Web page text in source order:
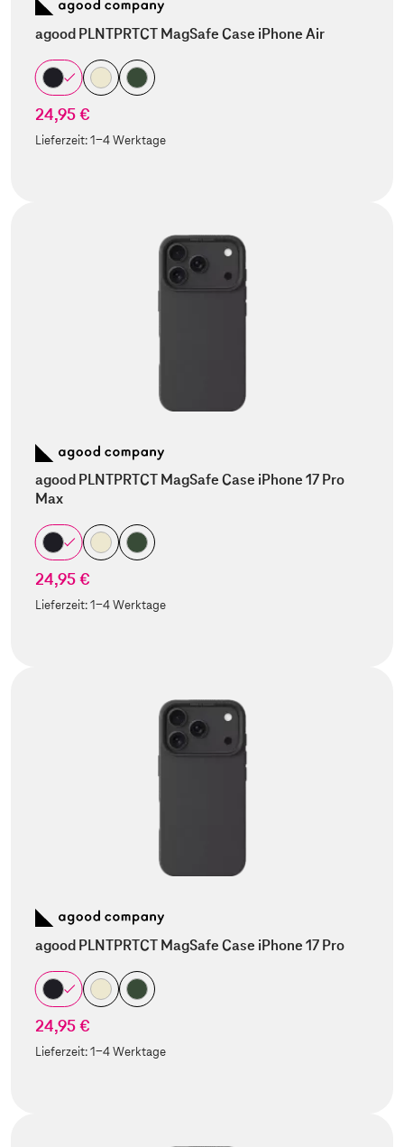
agood PLNTPRTCT MagSafe Case iPhone Air
24,95 €
Lieferzeit:1-4 Werktage
agood PLNTPRTCT MagSafe Case iPhone 17 Pro
Max
24,95 €
Lieferzeit:1-4 Werktage
agood PLNTPRTCT MagSafe Case iPhone 17 Pro
24,95 €
Lieferzeit:1-4 Werktage